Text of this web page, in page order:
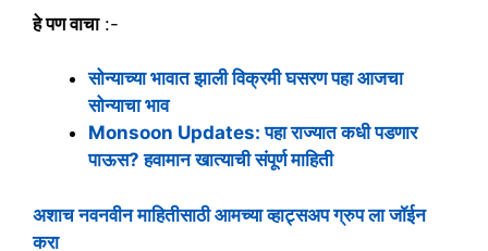
हे पण वाचा:-
सोन्याच्या भावात झाली विक्रमी घसरण पहा आजचा
सोन्याचा भाव
Monsoon Updates: पहा राज्यात कधी पडणार
पाऊस? हवामान खात्याची संपूर्ण माहिती
अशाच नवनवीन माहितीसाठी आमच्या व्हाट्सअप ग्रुप ला जॉईन
करा